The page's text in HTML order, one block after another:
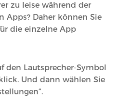
zu leise während der
Apps? Daher können Sie
die einzelne App
den Lautsprecher-Symbol
Und dann wählen Sie